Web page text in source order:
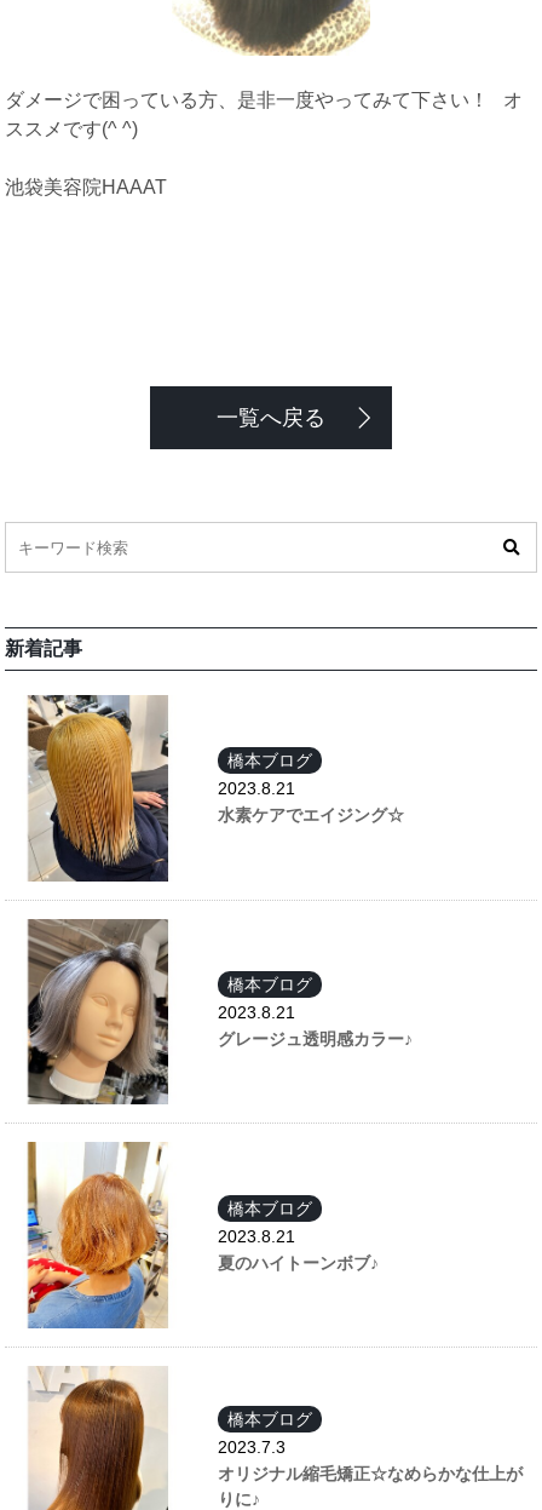
ダメージで困っている方、是非一度やってみて下さい！ オ
ススメです(^ ^)
池袋美容院HAAAT
一覧へ戻る
新着記事
橋本ブログ
2023.8.21
水素ケアでエイジング☆
橋本ブログ
2023.8.21
グレージュ透明感カラー♪
橋本ブログ
2023.8.21
夏のハイトーンボブ♪
橋本ブログ
2023.7.3
オリジナル縮毛矯正☆なめらかな仕上が
りに♪